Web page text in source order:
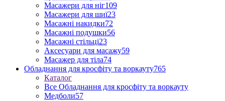
Масажери для ніг109
Масажери для шиї23
Масажні накидки72
Масажні подушки56
Масажні стільці23
Аксесуари для масажу59
Масажер для тіла74
Обладнання для кросфіту та воркауту765
Каталог
Все Обладнання для кросфіту та воркауту
Медболи57